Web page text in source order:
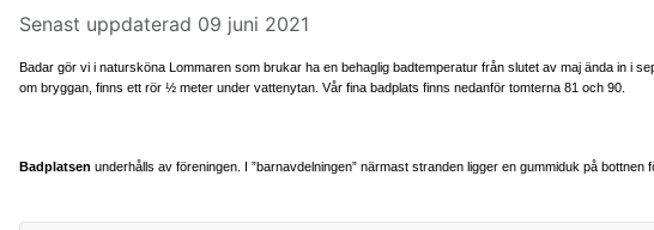
Senast uppdaterad 09 juni 2021
Badar gör vi i natursköna Lommaren som brukar ha en behaglig badtemperatur från slutet av maj ända in i
om bryggan, finns ett rör ½ meter under vattenytan. Vår fina badplats finns nedanför tomterna 81 och 90.
Badplatsen underhålls av föreningen. I ”barnavdelningen” närmast stranden ligger en gummiduk på